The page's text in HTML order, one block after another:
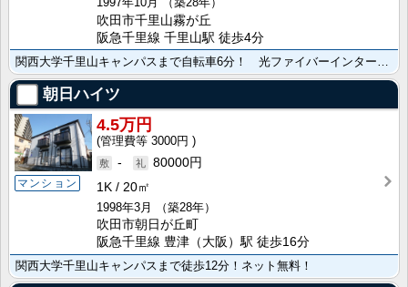
吹田市千里山霧が丘
阪急千里線 千里山駅 徒歩4分
朝日ハイツ
マンション
4.5万円
3000円
-
80000円
1K
20㎡
1998年3月
（築28年）
吹田市朝日が丘町
阪急千里線 豊津（大阪）駅 徒歩16分
関西大学千里山キャンパスまで徒歩12分！ネット無料！